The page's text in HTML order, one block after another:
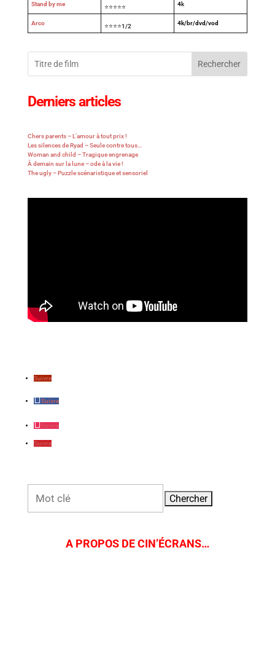
Stand by me ⭐⭐⭐⭐⭐ 4k
Arco ⭐⭐⭐⭐1/2 4k/br/dvd/vod
Rechercher
Derniers articles
Chers parents – L’amour à tout prix !
Les silences de Ryad – Seule contre tous…
Woman and child – Tragique engrenage
À demain sur la lune – ode à la vie !
The ugly – Puzzle scénaristique et sensoriel
Suivre
Suivre
Suivre
Suivre
Rechercher:
A PROPOS DE CIN’ÉCRANS…